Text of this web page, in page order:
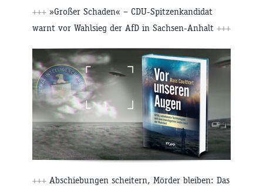
+++ »Großer Schaden« – CDU-Spitzenkandidat
warnt vor Wahlsieg der AfD in Sachsen-Anhalt +++
+++ Abschiebungen scheitern, Mörder bleiben: Das